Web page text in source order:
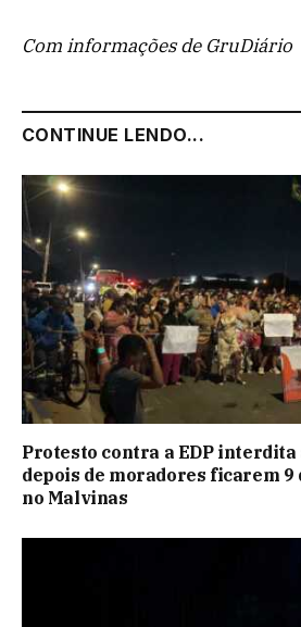
Com informações de GruDiário
CONTINUE LENDO...
Protesto contra a EDP
depois de moradores ficarem 9
no Malvinas